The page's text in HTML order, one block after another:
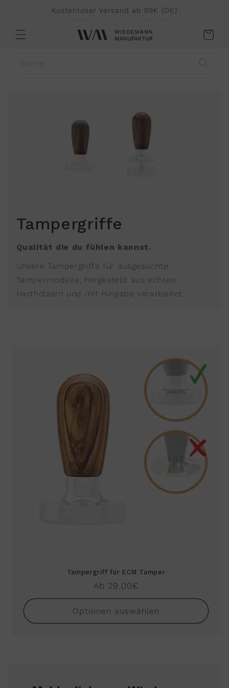
Kostenloser Versand ab 99€ (DE)
Warenkorb
Tampergriffe
Qualität die du fühlen kannst.
Unsere Tampergriffe für ausgesuchte
Tampermodelle, hergestellt aus echten
Harthölzern und mit Hingabe verarbeitet.
Tampergriff für ECM Tamper
Normaler
Preis
Ab 29.00€
Optionen auswählen